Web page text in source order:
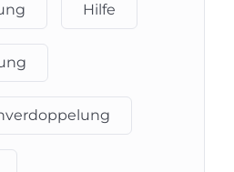
Hilfe